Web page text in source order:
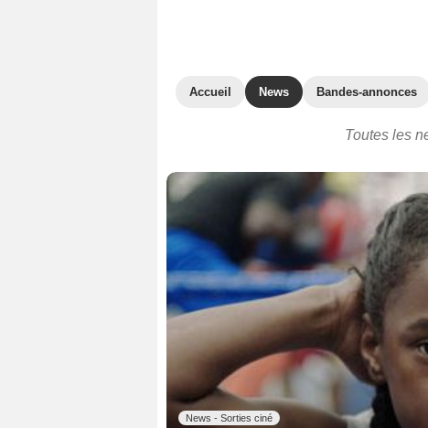
Accueil News Bandes-annonces
Toutes les
News - Sorties ciné